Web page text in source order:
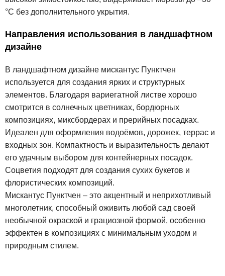
°C без дополнительного укрытия.
Направления использования в ландшафтном
дизайне
В ландшафтном дизайне мискантус Пунктчен
используется для создания ярких и структурных
элементов. Благодаря вариегатной листве хорошо
смотрится в солнечных цветниках, бордюрных
композициях, миксбордерах и прерийных посадках.
Идеален для оформления водоёмов, дорожек, террас и
входных зон. Компактность и выразительность делают
его удачным выбором для контейнерных посадок.
Соцветия подходят для создания сухих букетов и
флористических композиций.
Мискантус Пунктчен – это акцентный и неприхотливый
многолетник, способный оживить любой сад своей
необычной окраской и грациозной формой, особенно
эффектен в композициях с минимальным уходом и
природным стилем.